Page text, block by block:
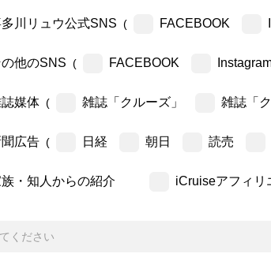
川リュウ公式SNS ( FACEBOOK
の他のSNS ( FACEBOOK
媒体 ( 雑誌「クルーズ」 雑誌「
広告 ( 日経 朝日 読売
・知人からの紹介 iCruiseアフィリ